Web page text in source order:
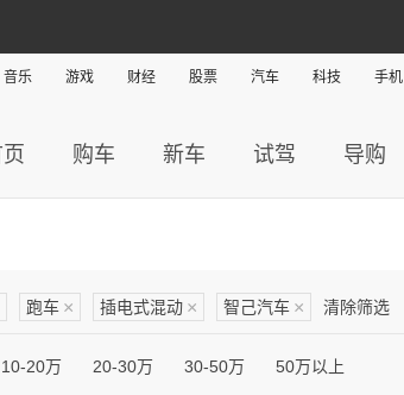
音乐 游戏 财经 股票 汽车 科技 手机
购车 新车 试驾 导购
跑车 × 插电式混动 × 智己汽车 × 清除筛选
10-20万 20-30万 30-50万 50万以上